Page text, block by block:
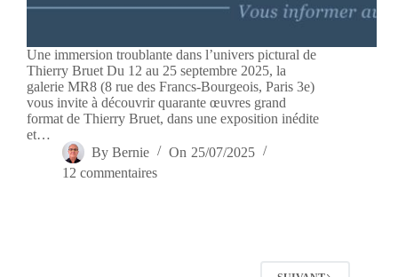
Une immersion troublante dans l’univers pictural de
Thierry Bruet Du 12 au 25 septembre 2025, la
galerie MR8 (8 rue des Francs-Bourgeois, Paris 3e)
vous invite à découvrir quarante œuvres grand
format de Thierry Bruet, dans une exposition inédite
et…
By Bernie On 25/07/2025
12 commentaires